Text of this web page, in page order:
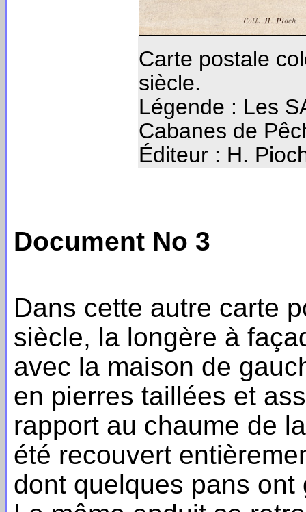
Carte postale
siècle.
Légende : Les
Cabanes de
Éditeur : H.
Document No 3
Dans cette autre carte
siècle, la longère à
avec la maison de
en pierres taillées et
rapport au chaume de
été recouvert
dont quelques pans